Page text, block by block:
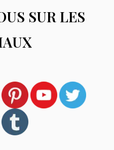
SUR LES